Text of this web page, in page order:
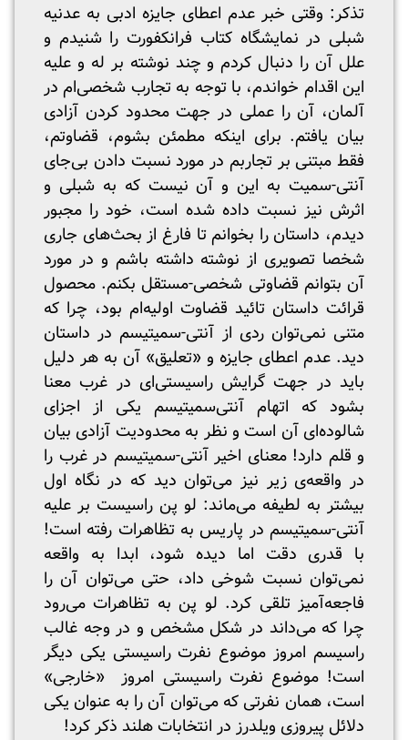
تذکر: وقتی خبر عدم اعطای جایزه‌ ادبی به عدنیه
شبلی در نمایشگاه کتاب فرانکفورت را شنیدم و
علل آن را دنبال کردم و چند نوشته بر له و علیه
این اقدام خواندم، با توجه به تجارب شخصی‌ام در
آلمان، آن را عملی در جهت محدود کردن آزادی
بیان یافتم. برای اینکه مطمئن بشوم، قضاوتم،
فقط مبتنی بر تجاربم در مورد نسبت دادن بی‌جای
آنتی-سمیت به این و آن نیست که به شبلی و
اثرش نیز نسبت داده شده است، خود را مجبور
دیدم، داستان را بخوانم تا فارغ از بحث‌های جاری
شخصا تصویری از نوشته داشته باشم و در مورد
آن بتوانم قضاوتی شخصی-مستقل بکنم. محصول
قرائت داستان تائید قضاوت اولیه‌ام بود، چرا که
متنی نمی‌توان ردی از آنتی-سمیتیسم در داستان
دید. عدم اعطای جایزه و «تعلیق» آن به هر دلیل
باید در جهت گرایش راسیستی‌ای در غرب معنا
بشود که اتهام آنتی‌سمیتیسم یکی از اجزای
شالوده‌ای آن است و نظر به محدودیت آزادی بیان
و قلم دارد! معنای اخیر آنتی-سمیتیسم در غرب را
در واقعه‌ی زیر نیز می‌توان دید که در نگاه اول
بیشتر به لطیفه می‌ماند: لو پن راسیست بر علیه
آنتی-سمیتیسم در پاریس به تظاهرات رفته است!
با قدری دقت اما دیده شود، ابدا به واقعه
نمی‌توان نسبت شوخی داد، حتی می‌توان آن را
فاجعه‌آمیز تلقی کرد. لو پن به تظاهرات می‌رود
چرا که می‌داند در شکل مشخص و در وجه غالب
راسیسم امروز موضوع نفرت راسیستی یکی دیگر
است! موضوع نفرت راسیستی امروز «خارجی»
است، همان نفرتی که می‌توان آن را به عنوان یکی
دلائل پیروزی ویلدرز در انتخابات هلند ذکر کرد!